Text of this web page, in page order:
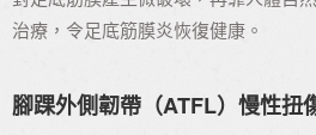
治療，令足底筋膜炎恢復健康。
腳踝外側韌帶（ATFL）慢性扭